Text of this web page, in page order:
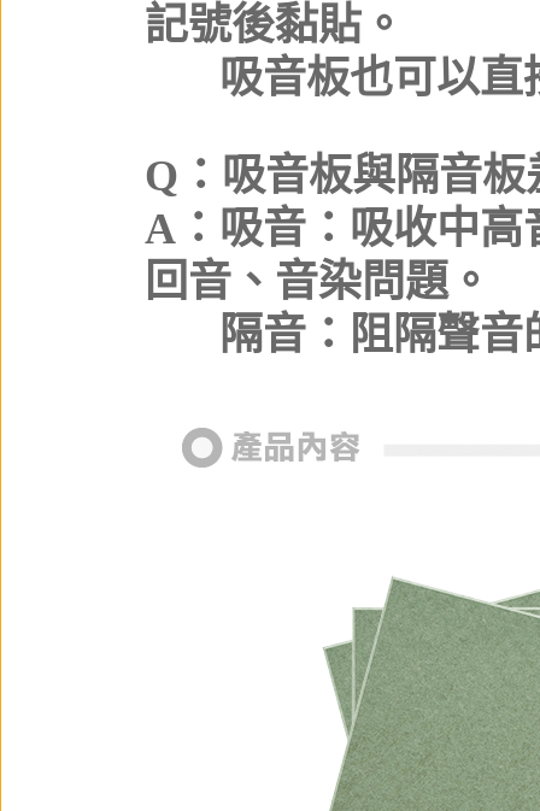
記號後黏貼。
吸音板也可以
Q：吸音板與隔音板
A：吸音：吸收中高
回音、音染問題。
隔音：阻隔聲